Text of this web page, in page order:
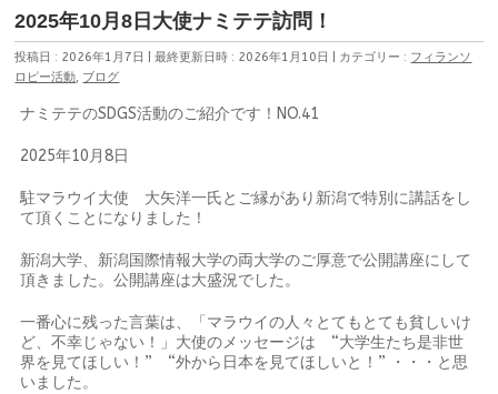
2025年10月8日大使ナミテテ訪問！
投稿日 : 2026年1月7日 最終更新日時 : 2026年1月10日 カテゴリー : フィランソ
ロピー活動, ブログ
ナミテテのSDGS活動のご紹介です！NO.41
2025年10月8日
駐マラウイ大使 大矢洋一氏とご縁があり新潟で特別に講話をし
て頂くことになりました！
新潟大学、新潟国際情報大学の両大学のご厚意で公開講座にして
頂きました。公開講座は大盛況でした。
一番心に残った言葉は、「マラウイの人々とてもとても貧しいけ
ど、不幸じゃない！」大使のメッセージは “大学生たち是非世
界を見てほしい！” “外から日本を見てほしいと！” ・・・と思
いました。